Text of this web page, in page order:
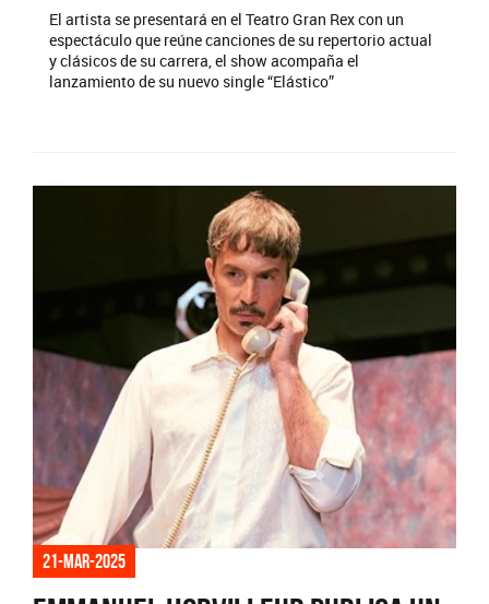
El artista se presentará en el Teatro Gran Rex con un
espectáculo que reúne canciones de su repertorio actual
y clásicos de su carrera, el show acompaña el
lanzamiento de su nuevo single “Elástico”
21-mar-2025